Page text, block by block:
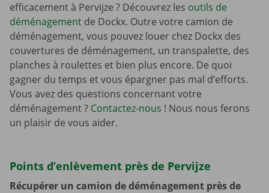
efficacement à Pervijze ? Découvrez les outils de
déménagement de Dockx. Outre votre camion de
déménagement, vous pouvez louer chez Dockx des
couvertures de déménagement, un transpalette, des
planches à roulettes et bien plus encore. De quoi
gagner du temps et vous épargner pas mal d’efforts.
Vous avez des questions concernant votre
déménagement ? Contactez-nous ! Nous nous ferons
un plaisir de vous aider.
Points d’enlèvement près de Pervijze
Récupérer un camion de déménagement près de